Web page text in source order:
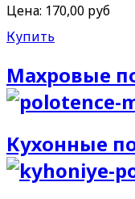
Цена: 170,00 руб
Купить
Махровые
Кухонные